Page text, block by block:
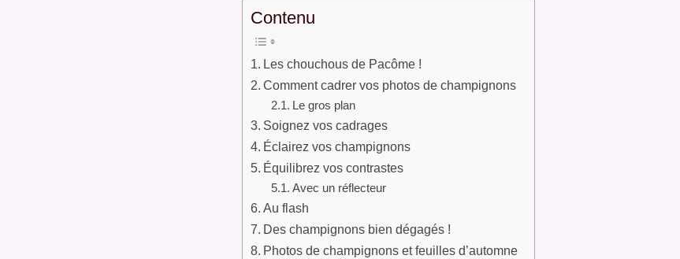
Contenu
Les chouchous de Pacôme !
Comment cadrer vos photos de champignons
Le gros plan
Soignez vos cadrages
Éclairez vos champignons
Équilibrez vos contrastes
Avec un réflecteur
Au flash
Des champignons bien dégagés !
Photos de champignons et feuilles d’automne